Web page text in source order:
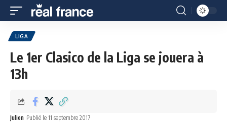
LIGA
Le 1er Clasico de la Liga se jouera à
13h
Julien Publié le 11 septembre 2017